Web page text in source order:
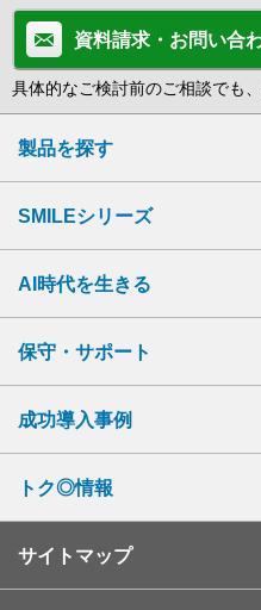
資料請求・お問い合
具体的なご検討前のご相談でも
製品を探す
SMILEシリーズ
AI時代を生きる
保守・サポート
成功導入事例
トク◎情報
サイトマップ